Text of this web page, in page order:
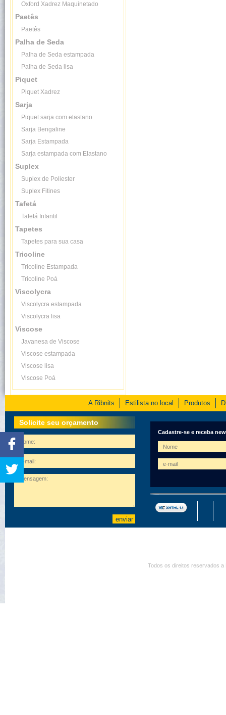
Oxford Xadrez Maquinetado
Paetês
Paetês
Palha de Seda
Palha de Seda estampada
Palha de Seda lisa
Piquet
Piquet Xadrez
Sarja
Piquet sarja com elastano
Sarja Bengaline
Sarja Estampada
Sarja estampada com Elastano
Suplex
Suplex de Poliester
Suplex Fitines
Tafetá
Tafetá Infantil
Tapetes
Tapetes para sua casa
Tricoline
Tricoline Estampada
Tricoline Poá
Viscolycra
Viscolycra estampada
Viscolycra lisa
Viscose
Javanesa de Viscose
Viscose estampada
Viscose lisa
Viscose Poá
A Ribnits Estilista no local Produtos
Solicite seu orçamento
Cadastre-se e receba
Todos os direitos reservados a